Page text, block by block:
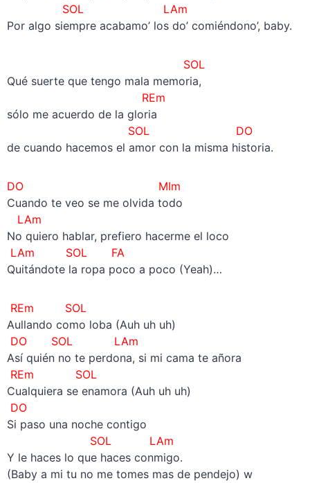
SOL LAm
Por algo siempre acabamo’ los do’ comiéndono’, baby.
SOL
Qué suerte que tengo mala memoria,
REm
sólo me acuerdo de la gloria
SOL
DO
de cuando hacemos el amor con la misma historia.
DO MIm
Cuando te veo se me olvida todo
LAm
No quiero hablar, prefiero hacerme el loco
LAm SOL FA
Quitándote la ropa poco a poco (Yeah)…
REm SOL
Aullando como loba (Auh uh uh)
DO SOL LAm
Así quién no te perdona, si mi cama te añora
REm SOL
Cualquiera se enamora (Auh uh uh)
DO
Si paso una noche contigo
SOL LAm
Y le haces lo que haces conmigo.
(Baby a mi tu no me tomes mas de pendejo) w